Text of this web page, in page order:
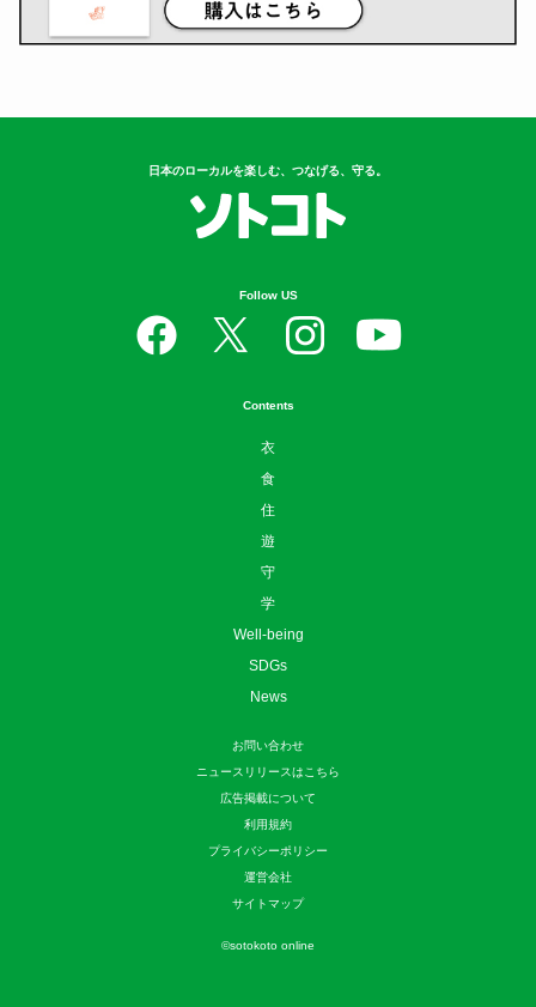
日本のローカルを楽しむ、つなげる、守る。
Follow US
Contents
衣
食
住
遊
守
学
Well-being
SDGs
News
お問い合わせ
ニュースリリースはこちら
広告掲載について
利用規約
プライバシーポリシー
運営会社
サイトマップ
©sotokoto online